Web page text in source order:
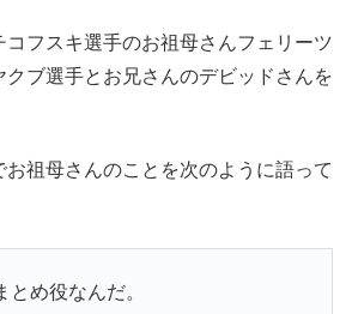
コフスキ選手のお祖母さんフェリーツ
クブ選手とお兄さんのデビッドさんを
祖母さんのことを次のように語って
め役なんだ。